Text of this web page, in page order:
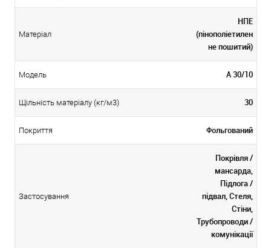
Матеріал
НПЕ
(пінополіетилен
не пошитий)
Модель А 30/10
Щільність матеріалу (кг/м3) 30
Покриття Фольгований
Застосування
Покрівля /
мансарда,
Підлога /
підвал, Стеля,
Стіни,
Трубопроводи /
комунікації